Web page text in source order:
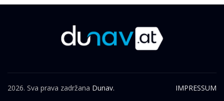
2026. Sva prava zadržana Dunav. IMPRESSUM